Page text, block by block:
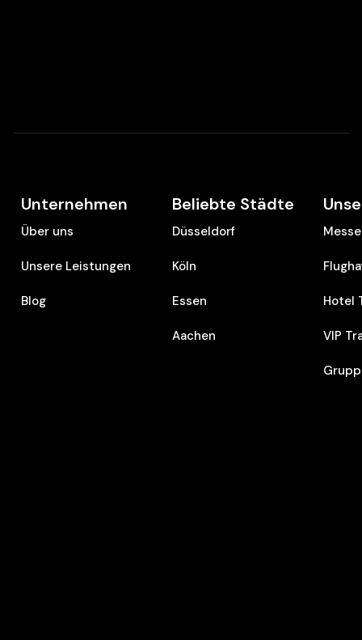
Unternehmen
Über uns
Unsere Leistungen
Blog
Beliebte Städte
Düsseldorf
Köln
Essen
Aachen
Hotel
VIP